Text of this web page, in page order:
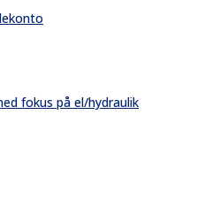
fokus på el/hydraulik